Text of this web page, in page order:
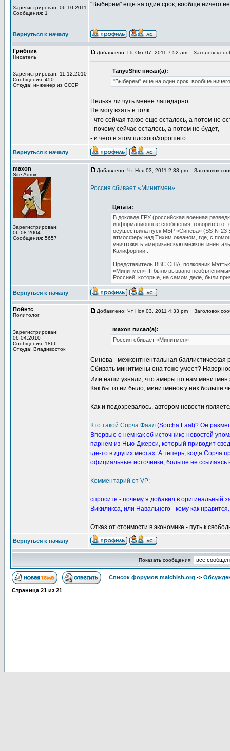
Зарегистрирован: 06.10.2011
Сообщения: 1
"Выберем" еще на один срок, вообще ничего не
Вернуться к началу
Грибник
Писатель
Зарегистрирован: 11.12.2010
Сообщения: 450
Откуда: инженер из СССР
Добавлено: Пт Окт 07, 2011 7:52 am Заголовок
TanyuShic писал(а):
"Выберем" еще на один срок, вообще
Нельзя ли чуть менее лапидарно.
Не могу взять в толк:
- что сейчая такое еще осталось, а потом не
- почему сейчас осталось, а потом не будет,
- и чего в этом плохого/хорошего.
Вернуться к началу
maxon
Site Admin
Зарегистрирован:
06.08.2004
Сообщения: 5657
Добавлено: Чт Ноя 03, 2011 2:33 pm Заголовок
Россия сбивает «Минитмен»
Цитата:
В докладе ГРУ (российская военная
информационные сообщения, говорится о
осушествила пуск МБР «Синева» (SS-N-23
атмосферу над Тихим океаном, где, с
уничтожить американскую
Калифорнии .
Представитель ВВС США, полковник
«Mинитмен» III было вызвано
Россией, которые, на самом деле, были
Вернуться к началу
Пойнтс
Политолог
Зарегистрирован:
06.04.2010
Сообщения: 1866
Откуда: Владивосток
Добавлено: Чт Ноя 03, 2011 4:33 pm Заголовок
maxon писал(а):
Россия сбивает «Минитмен»
Синева - межконтнентальная баллистическая
Сбивать минитмены она тоже умеет?
Или наши узнали, что амеры по нам минитмен
Как бы то ни было, минитменов у них больше
Как и подозревалось, автором новости
Кто такой Сорча Фаал (Sorcha Faal)? Он
Впервые о нем как об источнике новостей
парнем из Нью-Джерси, который приводит
где-то в других местах. А теперь, когда
официальные источники, больше не
Комментарий от VP:
спросите - почему я добавил в оригинальный
Викиликса, или Навального - кому как нравится.
Отказ от стоимости в экономике - путь к
Вернуться к началу
Показать сообщения:
Список форумов malchish.org ->
Страница 21 из 21